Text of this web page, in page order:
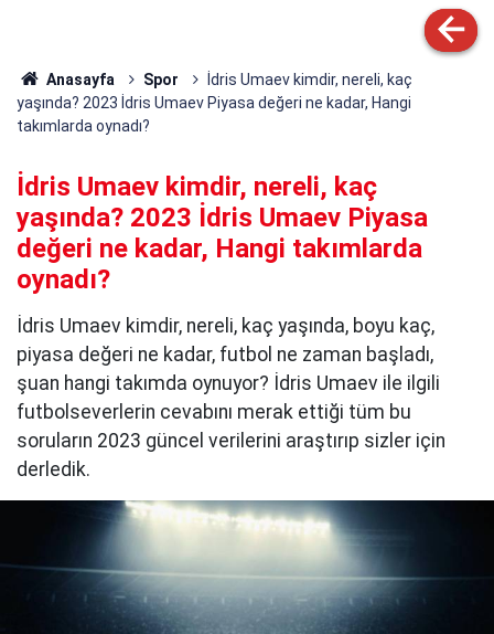
Anasayfa Spor
İdris Umaev kimdir, nereli, kaç
yaşında? 2023 İdris Umaev Piyasa değeri ne kadar, Hangi
takımlarda oynadı?
İdris Umaev kimdir, nereli, kaç
yaşında? 2023 İdris Umaev Piyasa
değeri ne kadar, Hangi takımlarda
oynadı?
İdris Umaev kimdir, nereli, kaç yaşında, boyu kaç,
piyasa değeri ne kadar, futbol ne zaman başladı,
şuan hangi takımda oynuyor? İdris Umaev ile ilgili
futbolseverlerin cevabını merak ettiği tüm bu
soruların 2023 güncel verilerini araştırıp sizler için
derledik.